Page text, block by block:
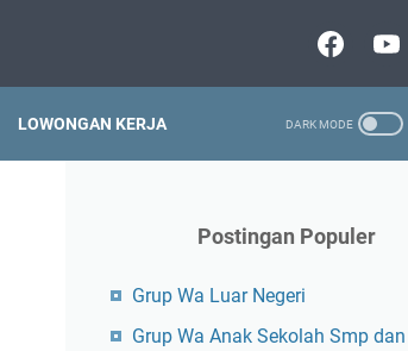
LOWONGAN KERJA
Postingan Populer
Grup Wa Luar Negeri
Grup Wa Anak Sekolah Smp